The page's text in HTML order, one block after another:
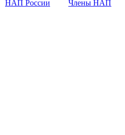
НАП России Члены НАП